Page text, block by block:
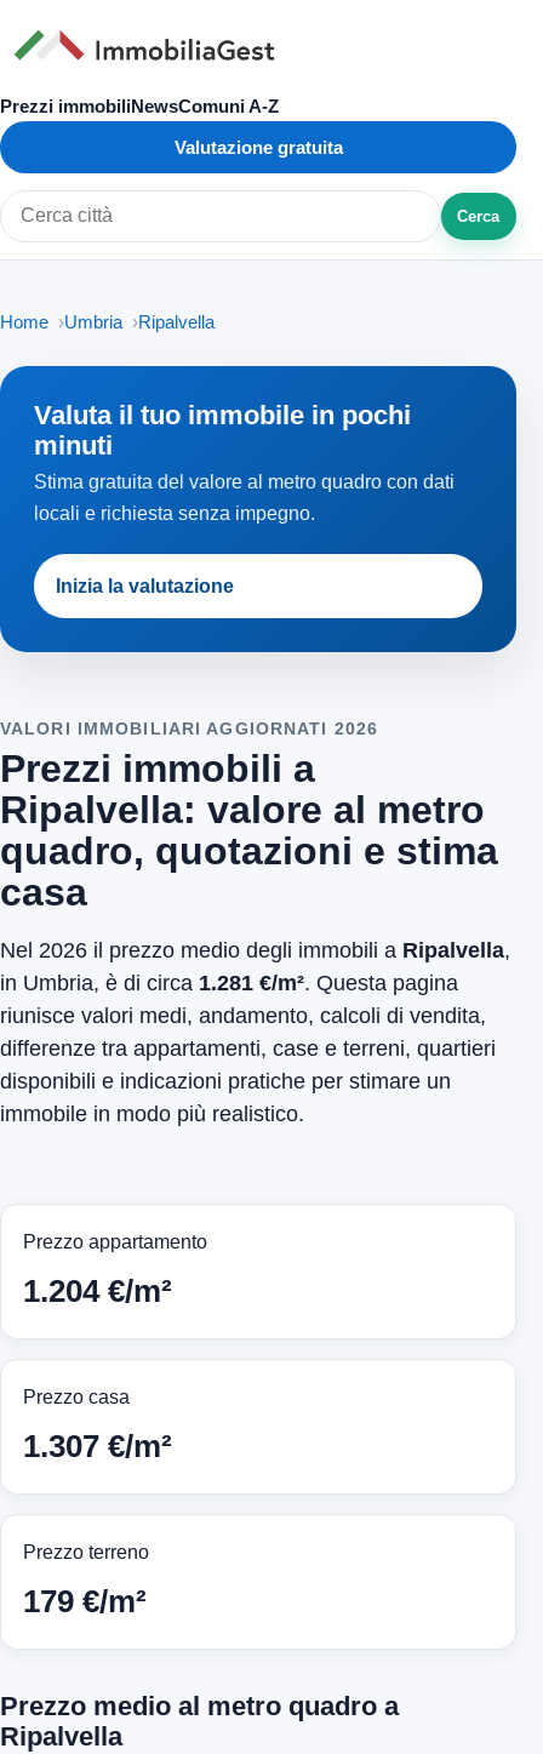
Prezzi immobiliNewsComuni A-Z
Valutazione gratuita
Cerca città o zona
Cerca
Home Umbria Ripalvella
Valuta il tuo immobile in pochi
minuti
Stima gratuita del valore al metro quadro con dati
locali e richiesta senza impegno.
Inizia la valutazione
VALORI IMMOBILIARI AGGIORNATI 2026
Prezzi immobili a
Ripalvella: valore al metro
quadro, quotazioni e stima
casa
Nel 2026 il prezzo medio degli immobili a Ripalvella,
in Umbria, è di circa 1.281 €/m². Questa pagina
riunisce valori medi, andamento, calcoli di vendita,
differenze tra appartamenti, case e terreni, quartieri
disponibili e indicazioni pratiche per stimare un
immobile in modo più realistico.
Prezzo appartamento
1.204 €/m²
Prezzo casa
1.307 €/m²
Prezzo terreno
179 €/m²
Prezzo medio al metro quadro a
Ripalvella